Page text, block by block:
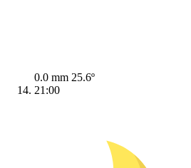
0.0 mm 25.6º
21:00